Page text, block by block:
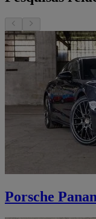
Porsche